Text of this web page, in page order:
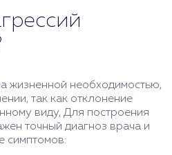
жизненной необходимостью,
так как отклонение
виду, Для построения
точный диагноз врача и
симптомов: